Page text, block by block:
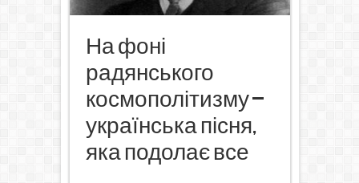
На фоні
радянського
космополітизму –
українська пісня,
яка подолає все